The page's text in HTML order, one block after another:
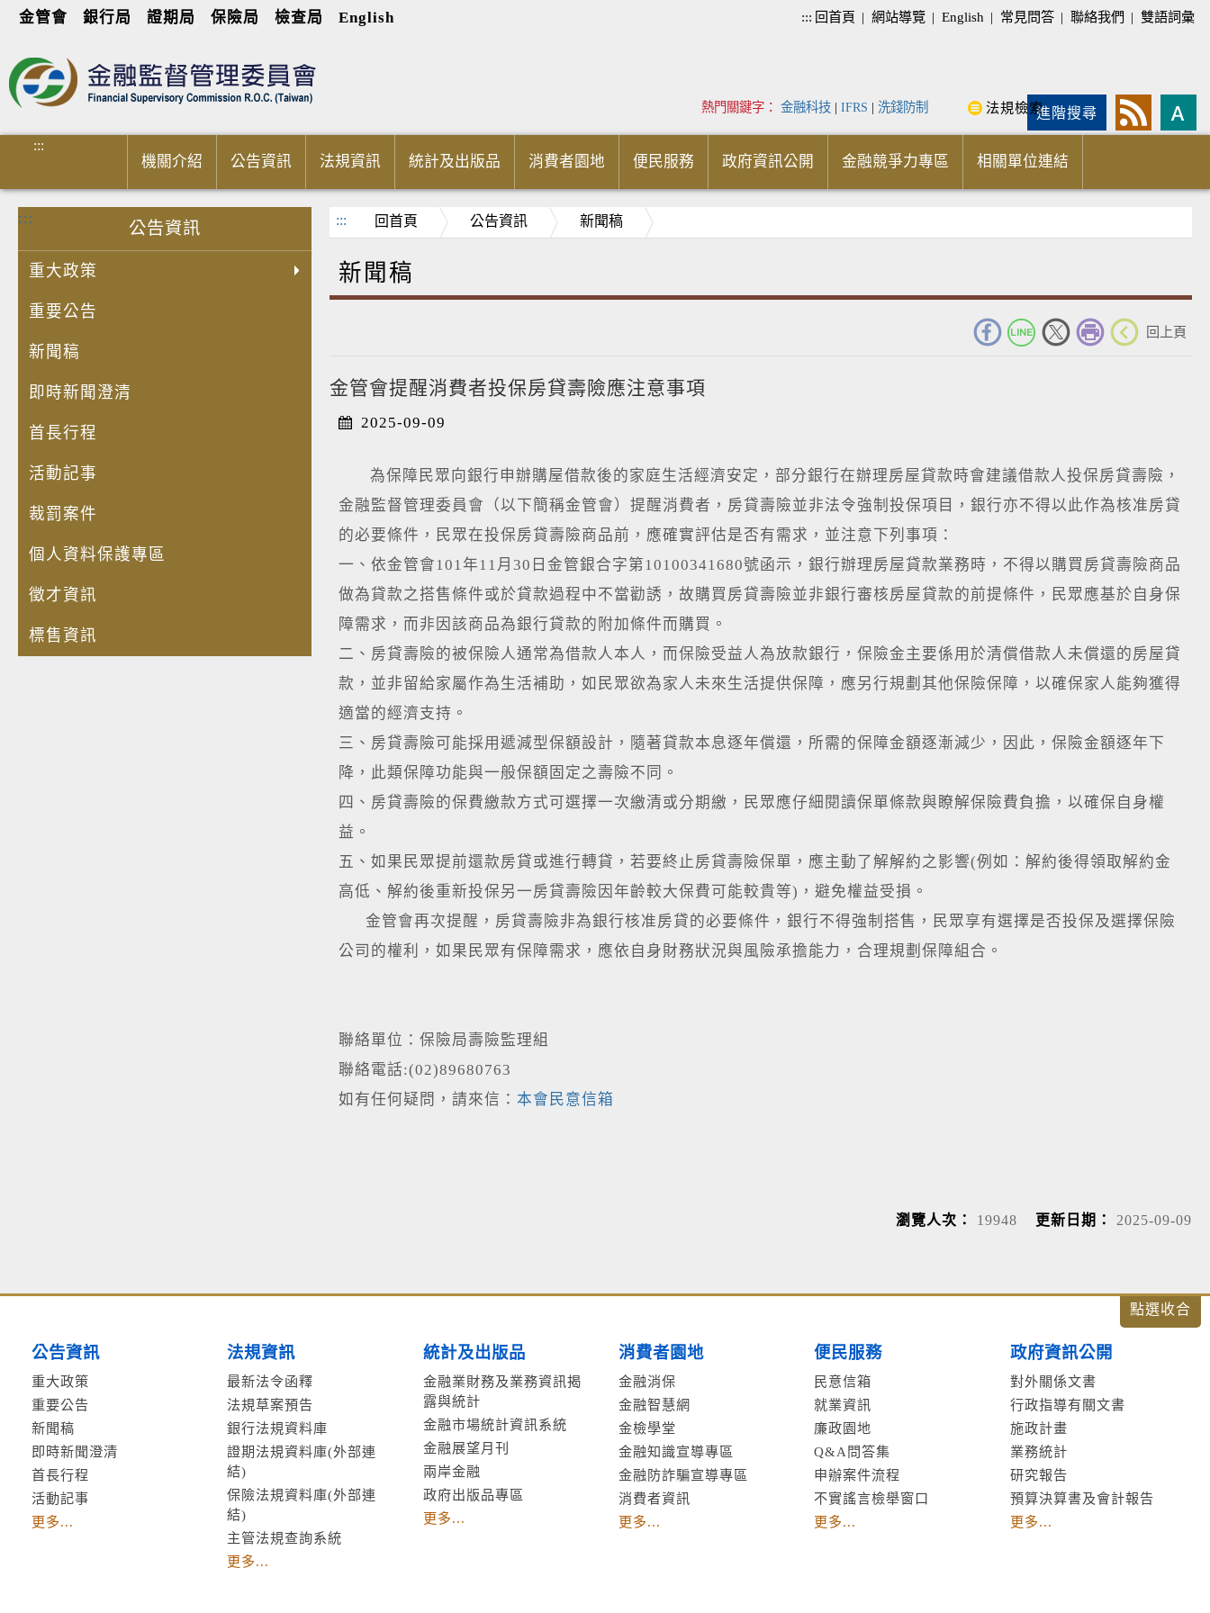
金管會 銀行局 證期局 保險局 檢查局 English ::: 回首頁 | 網站導覽 | English | 常見問答 | 聯絡我們 | 雙語詞彙
進階搜尋
熱門關鍵字： 金融科技 | IFRS | 洗錢防制 法規檢索
:::
機關介紹 公告資訊 法規資訊 統計及出版品 消費者園地 便民服務 政府資訊公開 金融競爭力專區 相關單位連結
:::
公告資訊
重大政策
重要公告
新聞稿
即時新聞澄清
首長行程
活動記事
裁罰案件
個人資料保護專區
徵才資訊
標售資訊
::: 回首頁 公告資訊 新聞稿
新聞稿
回上頁
金管會提醒消費者投保房貸壽險應注意事項
2025-09-09
為保障民眾向銀行申辦購屋借款後的家庭生活經濟安定，部分銀行在辦理房屋貸款時會建議借款人投保房貸壽險，
金融監督管理委員會（以下簡稱金管會）提醒消費者，房貸壽險並非法令強制投保項目，銀行亦不得以此作為核准房貸
的必要條件，民眾在投保房貸壽險商品前，應確實評估是否有需求，並注意下列事項：
一、依金管會101年11月30日金管銀合字第10100341680號函示，銀行辦理房屋貸款業務時，不得以購買房貸壽險商品
做為貸款之搭售條件或於貸款過程中不當勸誘，故購買房貸壽險並非銀行審核房屋貸款的前提條件，民眾應基於自身保
障需求，而非因該商品為銀行貸款的附加條件而購買。
二、房貸壽險的被保險人通常為借款人本人，而保險受益人為放款銀行，保險金主要係用於清償借款人未償還的房屋貸
款，並非留給家屬作為生活補助，如民眾欲為家人未來生活提供保障，應另行規劃其他保險保障，以確保家人能夠獲得
適當的經濟支持。
三、房貸壽險可能採用遞減型保額設計，隨著貸款本息逐年償還，所需的保障金額逐漸減少，因此，保險金額逐年下
降，此類保障功能與一般保額固定之壽險不同。
四、房貸壽險的保費繳款方式可選擇一次繳清或分期繳，民眾應仔細閱讀保單條款與瞭解保險費負擔，以確保自身權
益。
五、如果民眾提前還款房貸或進行轉貸，若要終止房貸壽險保單，應主動了解解約之影響(例如：解約後得領取解約金
高低、解約後重新投保另一房貸壽險因年齡較大保費可能較貴等)，避免權益受損。
金管會再次提醒，房貸壽險非為銀行核准房貸的必要條件，銀行不得強制搭售，民眾享有選擇是否投保及選擇保險
公司的權利，如果民眾有保障需求，應依自身財務狀況與風險承擔能力，合理規劃保障組合。
聯絡單位：保險局壽險監理組
聯絡電話:(02)89680763
如有任何疑問，請來信： 本會民意信箱
瀏覽人次： 19948 更新日期： 2025-09-09
公告資訊
重大政策
重要公告
新聞稿
即時新聞澄清
首長行程
活動記事
更多...
法規資訊
最新法令函釋
法規草案預告
銀行法規資料庫
證期法規資料庫(外部連
結)
保險法規資料庫(外部連
結)
主管法規查詢系統
更多...
統計及出版品
金融業財務及業務資訊揭
露與統計
金融市場統計資訊系統
金融展望月刊
兩岸金融
政府出版品專區
更多...
消費者園地
金融消保
金融智慧網
金檢學堂
金融知識宣導專區
金融防詐騙宣導專區
消費者資訊
更多...
便民服務
民意信箱
就業資訊
廉政園地
Q&A問答集
申辦案件流程
不實謠言檢舉窗口
更多...
政府資訊公開
對外關係文書
行政指導有關文書
施政計畫
業務統計
研究報告
預算決算書及會計報告
更多...